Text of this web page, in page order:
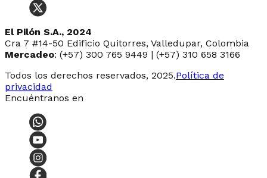
El Pilón S.A., 2024
Cra 7 #14-50 Edificio Quitorres, Valledupar, Colombia
Mercadeo: (+57) 300 765 9449 | (+57) 310 658 3166
Todos los derechos reservados, 2025.Política de
privacidad
Encuéntranos en